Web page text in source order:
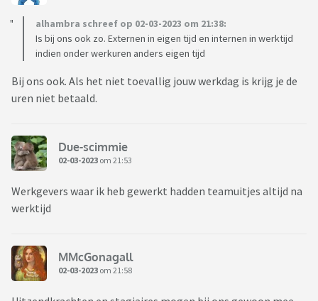
alhambra schreef op 02-03-2023 om 21:38:
Is bij ons ook zo. Externen in eigen tijd en internen in werktijd
indien onder werkuren anders eigen tijd
Bij ons ook. Als het niet toevallig jouw werkdag is krijg je de
uren niet betaald.
Due-scimmie
02-03-2023 om 21:53
Werkgevers waar ik heb gewerkt hadden teamuitjes altijd na
werktijd
MMcGonagall
02-03-2023 om 21:58